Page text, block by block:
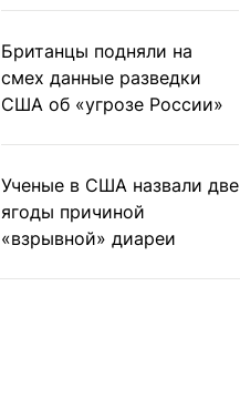
Британцы подняли на
смех данные разведки
США об «угрозе России»
Ученые в США назвали две
ягоды причиной
«взрывной» диареи